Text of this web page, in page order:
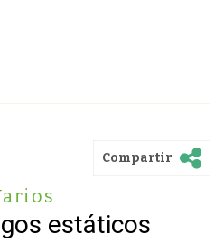
Compartir
estáticos